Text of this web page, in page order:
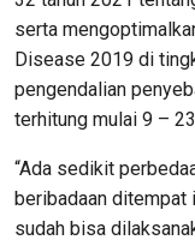
serta
Disease 2019 di
pengendalian
terhitung mulai 9 –
“Ada sedikit
beribadaan ditempat
sudah bisa